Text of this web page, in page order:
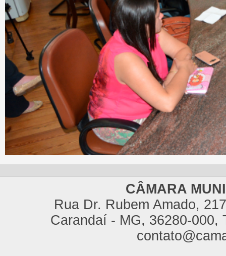
CÂMARA
Rua Dr. Rubem Amado,
Carandaí - MG, 36280-000,